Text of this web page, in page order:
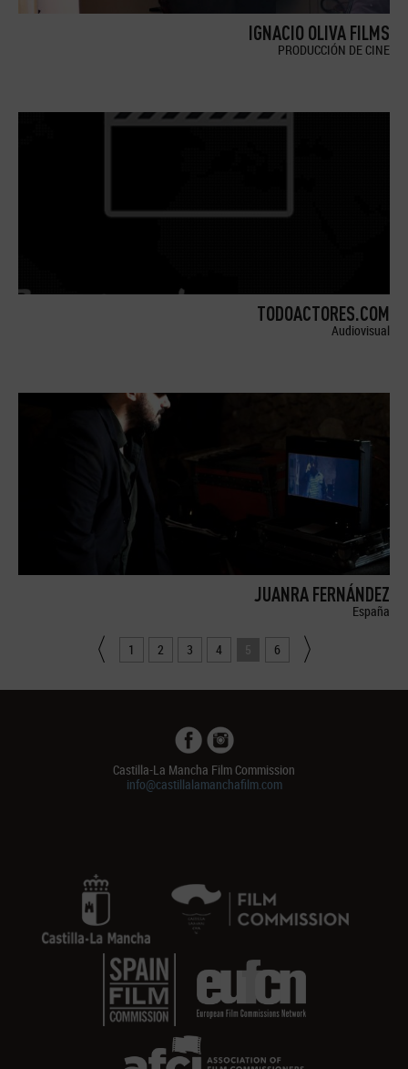
IGNACIO OLIVA FILMS
PRODUCCIÓN DE CINE
TODOACTORES.COM
Audiovisual
JUANRA FERNÁNDEZ
España
1 2 3 4 5 6
Castilla-La Mancha Film Commission
info@castillalamanchafilm.com